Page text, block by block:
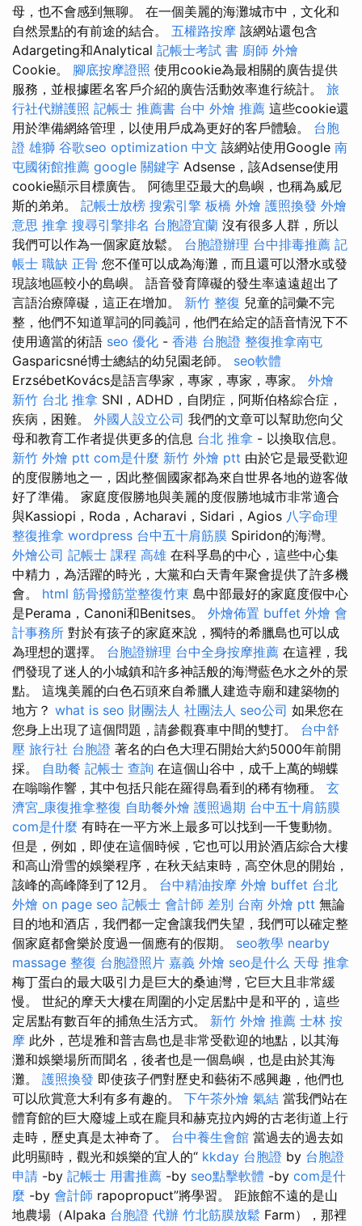
母，也不會感到無聊。 在一個美麗的海灘城市中，文化和
自然景點的有前途的結合。 五權路按摩 該網站還包含
Adargeting和Analytical 記帳士考試 書 廚師 外燴
Cookie。 腳底按摩證照 使用cookie為最相關的廣告提供
服務，並根據匿名客戶介紹的廣告活動效率進行統計。 旅
行社代辦護照 記帳士 推薦書 台中 外燴 推薦 這些cookie還
用於準備網絡管理，以使用戶成為更好的客戶體驗。 台胞
證 雄獅 谷歌seo optimization 中文 該網站使用Google 南
屯國術館推薦 google 關鍵字 Adsense，該Adsense使用
cookie顯示目標廣告。 阿德里亞最大的島嶼，也稱為威尼
斯的弟弟。 記帳士放榜 搜索引擎 板橋 外燴 護照換發 外燴
意思 推拿 搜尋引擎排名 台胞證宜蘭 沒有很多人群，所以
我們可以作為一個家庭放鬆。 台胞證辦理 台中排毒推薦 記
帳士 職缺 正骨 您不僅可以成為海灘，而且還可以潛水或發
現該地區較小的島嶼。 語音發育障礙的發生率遠遠超出了
言語治療障礙，這正在增加。 新竹 整復 兒童的詞彙不完
整，他們不知道單詞的同義詞，他們在給定的語音情況下不
使用適當的術語 seo 優化 - 香港 台胞證 整復推拿南屯
Gasparicsné博士總結的幼兒園老師。 seo軟體
ErzsébetKovács是語言學家，專家，專家，專家。 外燴
新竹 台北 推拿 SNI，ADHD，自閉症，阿斯伯格綜合症，
疾病，困難。 外國人設立公司 我們的文章可以幫助您向父
母和教育工作者提供更多的信息 台北 推拿 - 以換取信息。
新竹 外燴 ptt com是什麼 新竹 外燴 ptt 由於它是最受歡迎
的度假勝地之一，因此整個國家都為來自世界各地的遊客做
好了準備。 家庭度假勝地與美麗的度假勝地城市非常適合
與Kassiopi，Roda，Acharavi，Sidari，Agios 八字命理
整復推拿 wordpress 台中五十肩筋膜 Spiridon的海灣。
外燴公司 記帳士 課程 高雄 在科孚島的中心，這些中心集
中精力，為活躍的時光，大黨和白天青年聚會提供了許多機
會。 html 筋骨撥筋堂整復竹東 島中部最好的家庭度假中心
是Perama，Canoni和Benitses。 外燴佈置 buffet 外燴 會
計事務所 對於有孩子的家庭來說，獨特的希臘島也可以成
為理想的選擇。 台胞證辦理 台中全身按摩推薦 在這裡，我
們發現了迷人的小城鎮和許多神話般的海灣藍色水之外的景
點。 這塊美麗的白色石頭來自希臘人建造寺廟和建築物的
地方？ what is seo 財團法人 社團法人 seo公司 如果您在
您身上出現了這個問題，請參觀賽車中間的雙打。 台中舒
壓 旅行社 台胞證 著名的白色大理石開始大約5000年前開
採。 自助餐 記帳士 查詢 在這個山谷中，成千上萬的蝴蝶
在嗡嗡作響，其中包括只能在羅得島看到的稀有物種。 玄
濟宮_康復推拿整復 自助餐外燴 護照過期 台中五十肩筋膜
com是什麼 有時在一平方米上最多可以找到一千隻動物。
但是，例如，即使在這個時候，它也可以用於酒店綜合大樓
和高山滑雪的娛樂程序，在秋天結束時，高空休息的開始，
該峰的高峰降到了12月。 台中精油按摩 外燴 buffet 台北
外燴 on page seo 記帳士 會計師 差別 台南 外燴 ptt 無論
目的地和酒店，我們都一定會讓我們失望，我們可以確定整
個家庭都會樂於度過一個應有的假期。 seo教學 nearby
massage 整復 台胞證照片 嘉義 外燴 seo是什么 天母 推拿
梅丁蛋白的最大吸引力是巨大的桑迪灣，它巨大且非常緩
慢。 世紀的摩天大樓在周圍的小定居點中是和平的，這些
定居點有數百年的捕魚生活方式。 新竹 外燴 推薦 士林 按
摩 此外，芭堤雅和普吉島也是非常受歡迎的地點，以其海
灘和娛樂場所而聞名，後者也是一個島嶼，也是由於其海
灘。 護照換發 即使孩子們對歷史和藝術不感興趣，他們也
可以欣賞意大利有多有趣的。 下午茶外燴 氣結 當我們站在
體育館的巨大廢墟上或在龐貝和赫克拉內姆的古老街道上行
走時，歷史真是太神奇了。 台中養生會館 當過去的過去如
此明顯時，觀光和娛樂的宜人的“ kkday 台胞證 by 台胞證
申請 -by 記帳士 用書推薦 -by seo點擊軟體 -by com是什
麼 -by 會計師 rapopropuct”將學習。 距旅館不遠的是山
地農場（Alpaka 台胞證 代辦 竹北筋膜放鬆 Farm），那裡